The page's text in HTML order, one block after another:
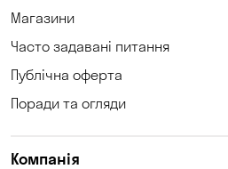
Магазини
Часто задавані питання
Публічна оферта
Поради та огляди
Компанія